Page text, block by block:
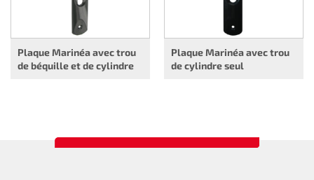
Plaque Marinéa avec trou
de béquille et de cylindre
Plaque Marinéa avec trou
de cylindre seul